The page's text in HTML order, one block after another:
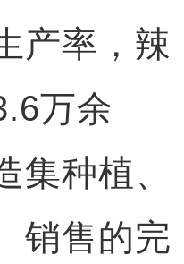
产率，辣
万余
集种植、
销售的完